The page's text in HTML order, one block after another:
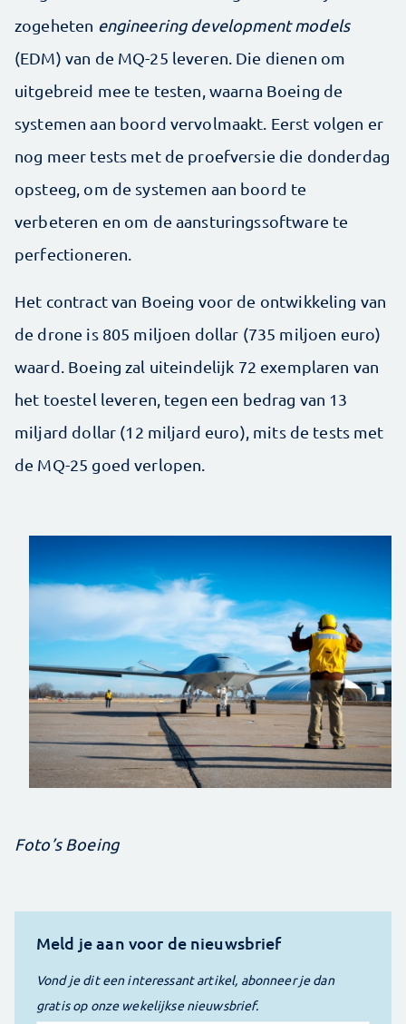
zogeheten engineering development models
(EDM) van de MQ-25 leveren. Die dienen om
uitgebreid mee te testen, waarna Boeing de
systemen aan boord vervolmaakt. Eerst volgen er
nog meer tests met de proefversie die donderdag
opsteeg, om de systemen aan boord te
verbeteren en om de aansturingssoftware te
perfectioneren.
Het contract van Boeing voor de ontwikkeling van
de drone is 805 miljoen dollar (735 miljoen euro)
waard. Boeing zal uiteindelijk 72 exemplaren van
het toestel leveren, tegen een bedrag van 13
miljard dollar (12 miljard euro), mits de tests met
de MQ-25 goed verlopen.
Foto’s Boeing
Meld je aan voor de nieuwsbrief
Vond je dit een interessant artikel, abonneer je dan
gratis op onze wekelijkse nieuwsbrief.